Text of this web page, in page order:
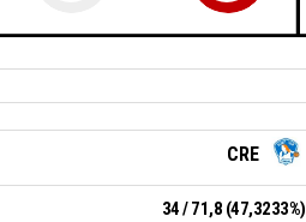
CRE
34 / 71,8 (47,3233%)